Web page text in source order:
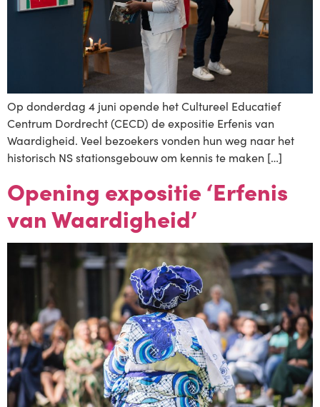
Op donderdag 4 juni opende het Cultureel Educatief
Centrum Dordrecht (CECD) de expositie Erfenis van
Waardigheid. Veel bezoekers vonden hun weg naar het
historisch NS stationsgebouw om kennis te maken […]
Opening expositie ‘Erfenis
van Waardigheid’